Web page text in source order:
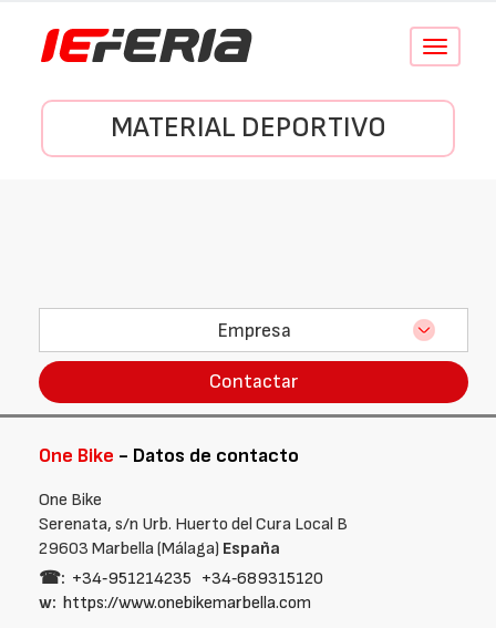
Conmutar
MATERIAL DEPORTIVO
Empresa
Contactar
One Bike - Datos de contacto
One Bike
Serenata, s/n Urb. Huerto del Cura Local B
29603 Marbella (Málaga) España
☎: +34‑951214235 +34‑689315120
w: https://www.onebikemarbella.com